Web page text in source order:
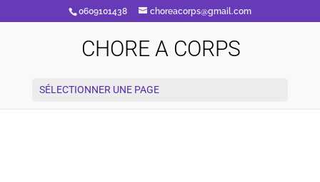
0609101438 choreacorps@gmail.com
CHORE A CORPS
SÉLECTIONNER UNE PAGE